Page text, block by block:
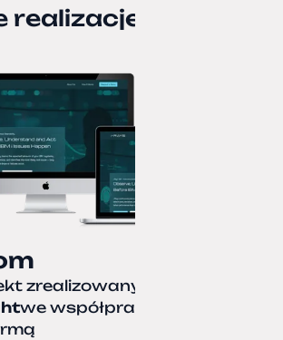
realizacje
zrealizowany przez
we współpracy z naszym